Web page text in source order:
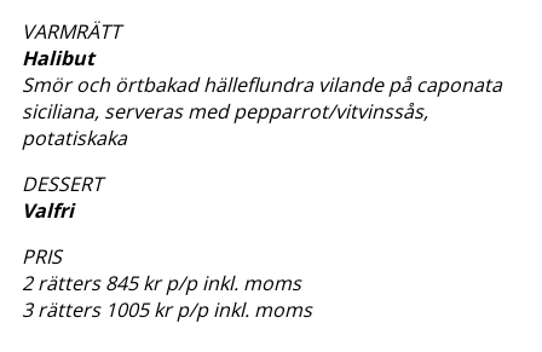
VARMRÄTT
Halibut
Smör och örtbakad hälleflundra vilande på caponata
siciliana, serveras med pepparrot/vitvinssås,
potatiskaka
DESSERT
Valfri
PRIS
2 rätters 845 kr p/p inkl. moms
3 rätters 1005 kr p/p inkl. moms